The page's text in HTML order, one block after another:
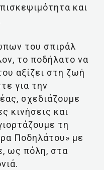
και
του σπιράλ
το ποδήλατο να
αξίζει στη ζωή
για την
σχεδιάζουμε
κινήσεις και
τη
Ποδηλάτου» με
ως πόλη, στα